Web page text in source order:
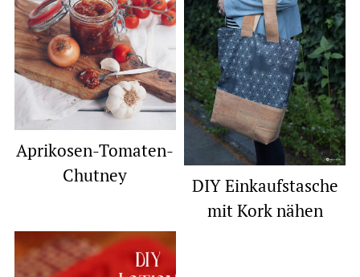
Aprikosen-Tomaten-
Chutney
DIY Einkaufstasche
mit Kork nähen